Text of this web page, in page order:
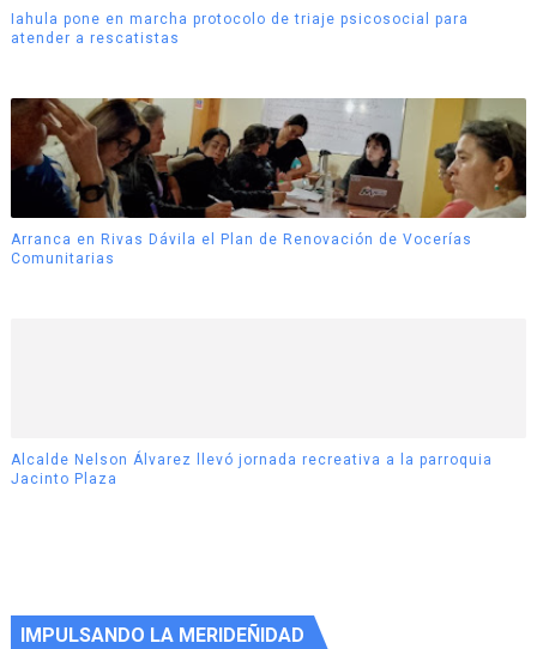
Iahula pone en marcha protocolo de triaje psicosocial para
atender a rescatistas
Arranca en Rivas Dávila el Plan de Renovación de Vocerías
Comunitarias
Alcalde Nelson Álvarez llevó jornada recreativa a la parroquia
Jacinto Plaza
IMPULSANDO LA MERIDEÑIDAD